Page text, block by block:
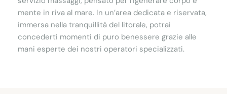
mente in riva al mare. In un’area dedicata e riservata,
immersa nella tranquillità del litorale, potrai
concederti momenti di puro benessere grazie alle
mani esperte dei nostri operatori specializzati.